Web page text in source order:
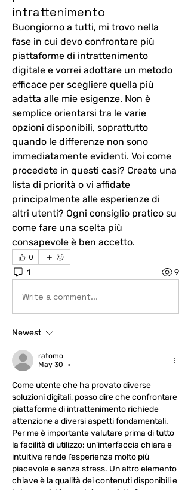
intrattenimento
Buongiorno a tutti, mi trovo nella
fase in cui devo confrontare più
piattaforme di intrattenimento
digitale e vorrei adottare un metodo
efficace per scegliere quella più
adatta alle mie esigenze. Non è
semplice orientarsi tra le varie
opzioni disponibili, soprattutto
quando le differenze non sono
immediatamente evidenti. Voi come
procedete in questi casi? Create una
lista di priorità o vi affidate
principalmente alle esperienze di
altri utenti? Ogni consiglio pratico su
come fare una scelta più
consapevole è ben accetto.
0
1 9
Write a comment...
Newest
ratomo
May 30
•
Come utente che ha provato diverse
soluzioni digitali, posso dire che confrontare
piattaforme di intrattenimento richiede
attenzione a diversi aspetti fondamentali.
Per me è importante valutare prima di tutto
la facilità di utilizzo: un’interfaccia chiara e
intuitiva rende l’esperienza molto più
piacevole e senza stress. Un altro elemento
chiave è la qualità dei contenuti disponibili e